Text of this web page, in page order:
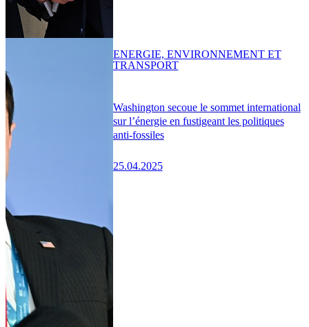
Washington secoue le sommet international
sur l’énergie en fustigeant les politiques
anti-fossiles
25.04.2025
ENERGIE, ENVIRONNEMENT ET
TRANSPORT